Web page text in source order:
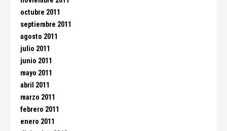
octubre 2011
septiembre 2011
agosto 2011
julio 2011
junio 2011
mayo 2011
abril 2011
marzo 2011
febrero 2011
enero 2011